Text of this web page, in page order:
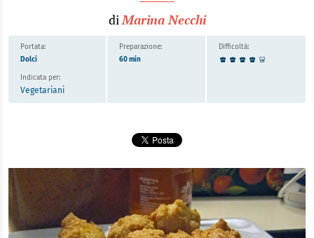
diMarina Necchi
Portata:
Dolci
Indicata per:
Vegetariani
Preparazione:
60 min
Difficoltà: